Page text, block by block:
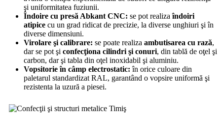
şi uniformitatea fuziunii.
Îndoire cu presă Abkant CNC: se pot realizaîndoiri
atipice cu un grad ridicat de precizie, la diverse unghiuri şi în
diverse dimensiuni.
Virolare şi calibrare: se poate realiza ambutisarea cu rază,
dar se pot şi confecţiona cilindri şi conuri, din tablă de oţel şi
carbon, dar şi tabla din oţel inoxidabil şi aluminiu.
Vopsitorie în câmp electrostatic: în orice culoare din
paletarul standardizat RAL, garantând o vopsire uniformă şi
rezistenta la uzură a piesei.